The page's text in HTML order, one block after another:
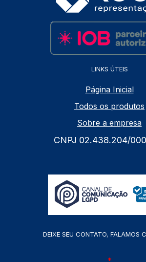
LINKS ÚTEIS
Página Inicial
Todos os produtos
Sobre a empresa
CNPJ 02.438.204/
DEIXE SEU CONTATO, FALAMOS